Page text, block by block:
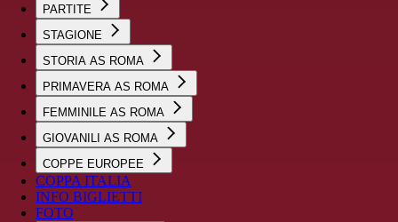
PARTITE
STAGIONE
STORIA AS ROMA
PRIMAVERA AS ROMA
FEMMINILE AS ROMA
GIOVANILI AS ROMA
COPPE EUROPEE
COPPA ITALIA
INFO BIGLIETTI
FOTO